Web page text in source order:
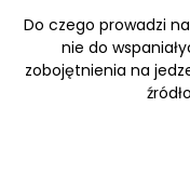
Do czego prowadzi
nie do
zobojętnienia na